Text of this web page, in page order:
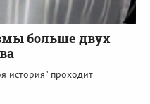
больше двух
история" проходит